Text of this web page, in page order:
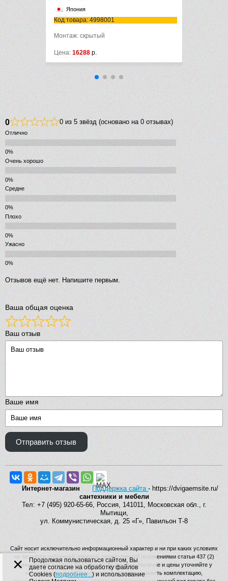
Япония
Код товара: 4998001
Монтаж: скрытый
Цена: 16288 р.
0 0 из 5 звёзд (основано на 0 отзывах)
Отлично
Очень хорошо
Средне
Плохо
Ужасно
Отзывов ещё нет. Напишите первым.
Ваша общая оценка
Ваш отзыв
Ваше имя
Отправить отзыв
Поддержка сайта- https://dvigaemsite.ru/
Интернет-магазин
сантехники и мебели
Тел: +7 (495) 920-65-66, Россия, 141011, Московская обл., г.
Мытищи,
ул. Коммунистическая, д. 25 «Г», Павильон Т-8
Сайт носит исключительно информационный характер и ни при каких условиях
не является публичной офертой, определяемой положениями статьи 437 (2)
Гражданского кодекса Российской Федерации. Наличие и цены уточняйте у
наших операторов. Производитель вправе изменять комплектацию,
×
Продолжая пользоваться сайтом, Вы
даете согласие на обработку файлов
Cookies (подробнее...) и использование